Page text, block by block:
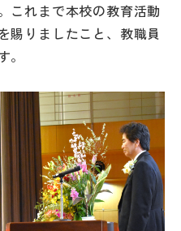
これまで本校の教育活動
賜りましたこと、教職員